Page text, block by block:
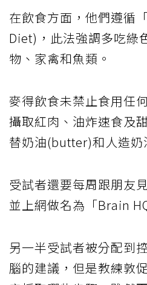
在飲食方面，他們遵循
Diet)，此法強調多吃綠
物、家禽和魚類。
麥得飲食未禁止食用任
攝取紅肉、油炸速食及
替奶油(butter)和人造
受試者還要每周跟朋友
並上網做名為「Brain
另一半受試者被分配到
腦的建議，但是教練敦